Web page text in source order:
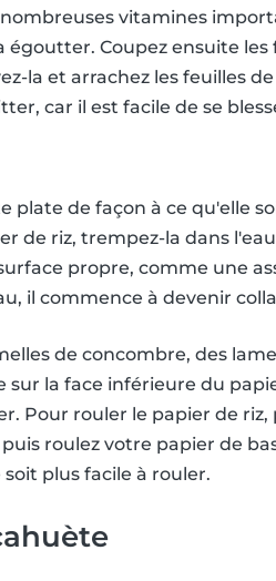
vitamines
Coupez ensuite les
la et arrachez les feuilles
car il est facile de se
plate de façon à ce qu'elle
de riz, trempez-la dans
propre, comme une
il commence à devenir
de concombre, des
la face inférieure du
Pour rouler le papier de
roulez votre papier de
plus facile à rouler.